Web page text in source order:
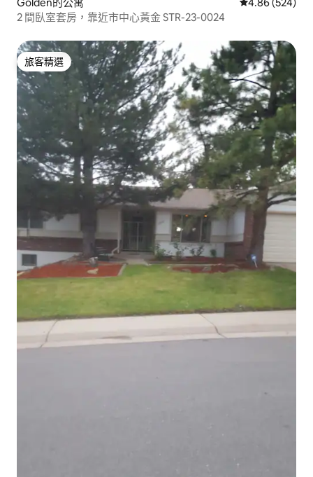
2 間臥室套房，靠近市中心黃金 STR-23-0024
旅客精選
旅客精選